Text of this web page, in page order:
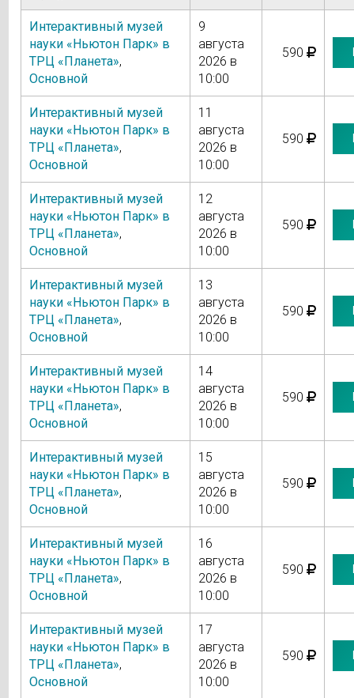
Интерактивный музей
науки «Ньютон Парк» в
ТРЦ «Планета»,
Основной
9
августа
2026 в
10:00
590
Интерактивный музей
науки «Ньютон Парк» в
ТРЦ «Планета»,
Основной
11
августа
2026 в
10:00
590
Интерактивный музей
науки «Ньютон Парк» в
ТРЦ «Планета»,
Основной
12
августа
2026 в
10:00
590
Интерактивный музей
науки «Ньютон Парк» в
ТРЦ «Планета»,
Основной
13
августа
2026 в
10:00
590
Интерактивный музей
науки «Ньютон Парк» в
ТРЦ «Планета»,
Основной
14
августа
2026 в
10:00
590
Интерактивный музей
науки «Ньютон Парк» в
ТРЦ «Планета»,
Основной
15
августа
2026 в
10:00
590
Интерактивный музей
науки «Ньютон Парк» в
ТРЦ «Планета»,
Основной
16
августа
2026 в
10:00
590
Интерактивный музей
науки «Ньютон Парк» в
ТРЦ «Планета»,
Основной
17
августа
2026 в
10:00
590